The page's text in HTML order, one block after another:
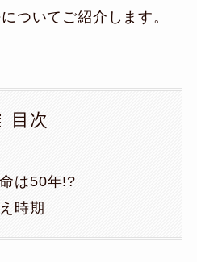
ついてご紹介します。
目次
は50年!?
時期